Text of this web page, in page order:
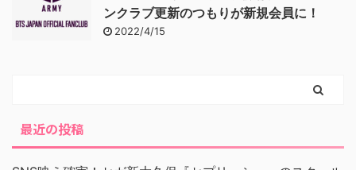
ンクラブ更新のつもりが新規会員に！
2022/4/15
最近の投稿